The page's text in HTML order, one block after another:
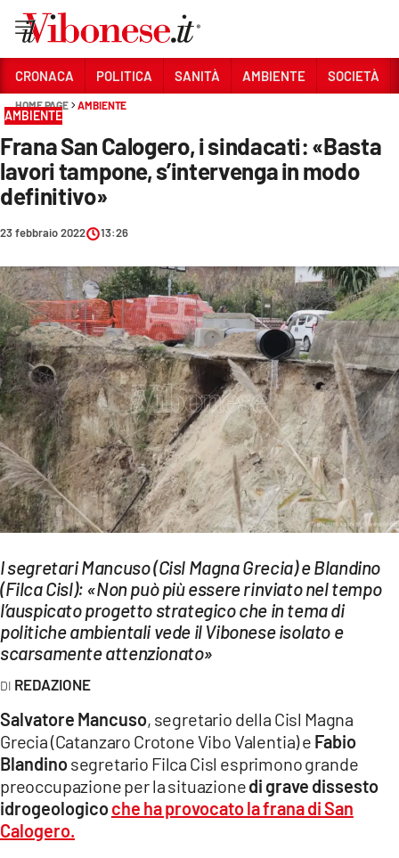
Sezioni
CRONACA
POLITICA
SOCIETÀ
CULTURA
ECONOMIA E LAVORO
EVENTI
SPORT
Streaming
LAC TV
LAC NETWORK
LAC ONAIR
LaC
LACTV.IT
LACONAIR.IT
LACITYMAG.IT
CRONACA POLITICA SANITÀ AMBIENTE SOCIETÀ
HOME PAGE AMBIENTE
AMBIENTE
Frana San Calogero, i sindacati: «Basta
lavori tampone, s’intervenga in modo
definitivo»
23 febbraio 2022 13:26
I segretari Mancuso (Cisl Magna Grecia) e Blandino
(Filca Cisl): «Non può più essere rinviato nel tempo
l’auspicato progetto strategico che in tema di
politiche ambientali vede il Vibonese isolato e
scarsamente attenzionato»
REDAZIONE
Salvatore Mancuso, segretario della Cisl Magna
Grecia (Catanzaro Crotone Vibo Valentia) e Fabio
Blandinosegretario Filca Cisl esprimono grande
preoccupazione per la situazionedi grave dissesto
idrogeologicoche ha provocato la frana di San
Calogero.